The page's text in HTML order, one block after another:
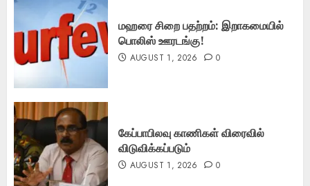
மஹரை சிறை பதற்றம்: இறாகமையில்
பொலிஸ் ஊரடங்கு!
AUGUST 1, 2026 0
கேப்பாபிலவு காணிகள் விரைவில்
விடுவிக்கப்படும்
AUGUST 1, 2026 0